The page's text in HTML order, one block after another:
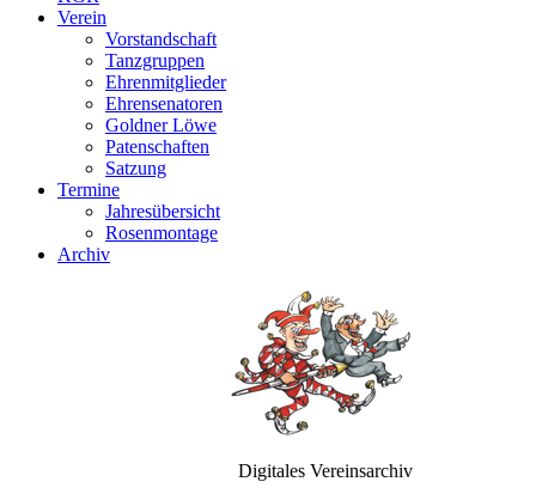
Verein
Vorstandschaft
Tanzgruppen
Ehrenmitglieder
Ehrensenatoren
Goldner Löwe
Patenschaften
Satzung
Termine
Jahresübersicht
Rosenmontage
Archiv
Digitales Vereinsarchiv